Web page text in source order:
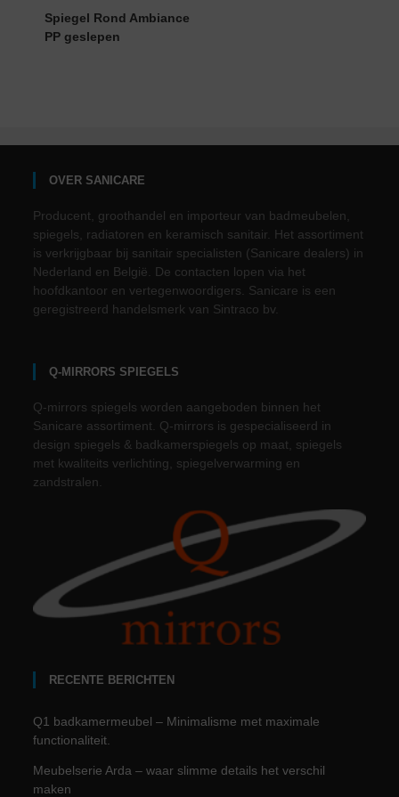
Spiegel Rond Ambiance
PP geslepen
OVER SANICARE
Producent, groothandel en importeur van badmeubelen,
spiegels, radiatoren en keramisch sanitair. Het assortiment
is verkrijgbaar bij sanitair specialisten (Sanicare dealers) in
Nederland en België. De contacten lopen via het
hoofdkantoor en vertegenwoordigers. Sanicare is een
geregistreerd handelsmerk van Sintraco bv.
Q-MIRRORS SPIEGELS
Q-mirrors spiegels worden aangeboden binnen het
Sanicare assortiment. Q-mirrors is gespecialiseerd in
design spiegels & badkamerspiegels op maat, spiegels
met kwaliteits verlichting, spiegelverwarming en
zandstralen.
RECENTE BERICHTEN
Q1 badkamermeubel – Minimalisme met maximale
functionaliteit.
Meubelserie Arda – waar slimme details het verschil
maken